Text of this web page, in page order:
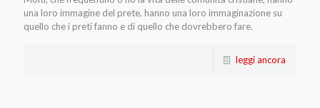
una loro immagine del prete, hanno una loro immaginazione su
quello che i preti fanno e di quello che dovrebbero fare.
leggi ancora